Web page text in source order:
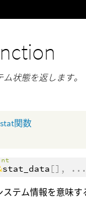
状態を返します。
関数
stat_data [], ...
テム情報を意味す